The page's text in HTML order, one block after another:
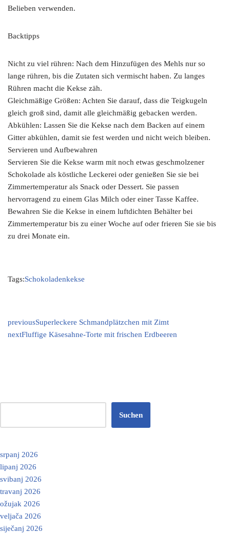
Belieben verwenden.
Backtipps
Nicht zu viel rühren: Nach dem Hinzufügen des Mehls nur so
lange rühren, bis die Zutaten sich vermischt haben. Zu langes
Rühren macht die Kekse zäh.
Gleichmäßige Größen: Achten Sie darauf, dass die Teigkugeln
gleich groß sind, damit alle gleichmäßig gebacken werden.
Abkühlen: Lassen Sie die Kekse nach dem Backen auf einem
Gitter abkühlen, damit sie fest werden und nicht weich bleiben.
Servieren und Aufbewahren
Servieren Sie die Kekse warm mit noch etwas geschmolzener
Schokolade als köstliche Leckerei oder genießen Sie sie bei
Zimmertemperatur als Snack oder Dessert. Sie passen
hervorragend zu einem Glas Milch oder einer Tasse Kaffee.
Bewahren Sie die Kekse in einem luftdichten Behälter bei
Zimmertemperatur bis zu einer Woche auf oder frieren Sie sie bis
zu drei Monate ein.
Tags:Schokoladenkekse
previousSuperleckere Schmandplätzchen mit Zimt
nextFluffige Käsesahne-Torte mit frischen Erdbeeren
Suchen
srpanj 2026
lipanj 2026
svibanj 2026
travanj 2026
ožujak 2026
veljača 2026
siječanj 2026